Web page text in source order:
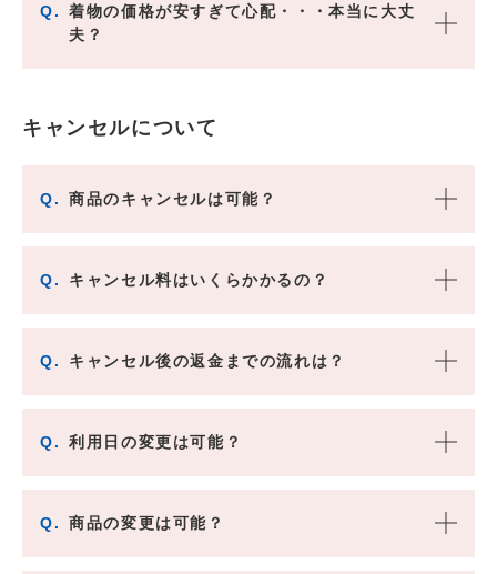
Q.
着物の価格が安すぎて心配・・・本当に大丈
夫？
キャンセルについて
Q. 商品のキャンセルは可能？
Q. キャンセル料はいくらかかるの？
Q. キャンセル後の返金までの流れは？
Q. 利用日の変更は可能？
Q. 商品の変更は可能？